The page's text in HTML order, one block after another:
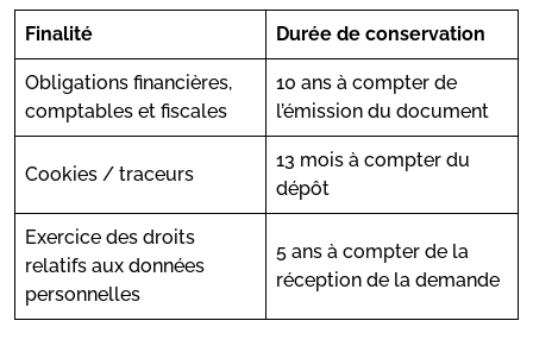
Finalité Durée de conservation
Obligations financières,
comptables et fiscales
10 ans à compter de
l’émission du document
Cookies / traceurs
13 mois à compter du
dépôt
Exercice des droits
relatifs aux données
personnelles
5 ans à compter de la
réception de la demande